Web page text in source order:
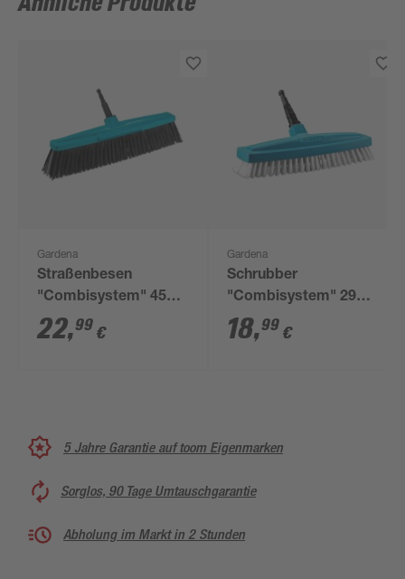
Gardena
Straßenbesen
"Combisystem" 45
cm
22,99 €
Gardena
Schrubber
"Combisystem" 29
cm
18,99 €
5 Jahre Garantie auf toom Eigenmarken
Sorglos, 90 Tage Umtauschgarantie
Abholung im Markt in 2 Stunden